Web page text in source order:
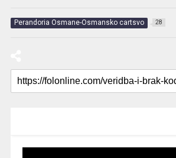
Perandoria Osmane-Osmansko cartsvo 28